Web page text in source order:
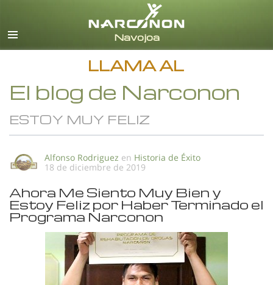
Español
Todas las Regiones/Idiomas
LLAMA AL
El blog de Narconon
ESTOY MUY FELIZ
Alfonso Rodriguez en Historia de Éxito
18 de diciembre de 2019
Ahora Me Siento Muy Bien y
Estoy Feliz por Haber Terminado el
Programa Narconon